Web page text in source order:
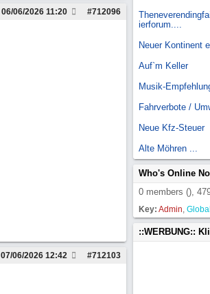
#712096
06/06/2026 11:20
#712103
07/06/2026 12:42
ierforum....
Neuer Kontinent
Auf`m Keller
Musik-
Fahrverbote /
Neue Kfz-Steuer
Alte Möhren ...
Who's Online
0 members (),
Key: Admin,
::WERBUNG::